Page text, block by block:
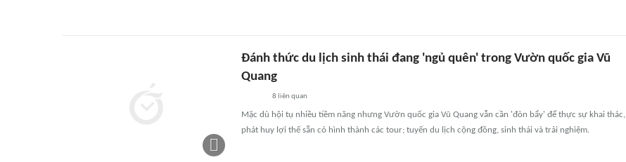
Đánh thức du lịch sinh thái đang 'ngủ quên' trong Vườn quốc gia Vũ
Quang
8 liên quan
Mặc dù hội tụ nhiều tiềm năng nhưng Vườn quốc gia Vũ Quang vẫn cần 'đòn bẩy' để thực sự khai thác,
phát huy lợi thế sẵn có hình thành các tour; tuyến du lịch cộng đồng, sinh thái và trải nghiệm.